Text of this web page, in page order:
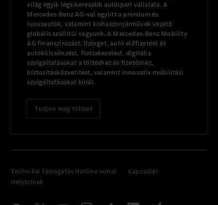
világ egyik legsikeresebb autóipari vállalata. A
Mercedes-Benz AG-val együtt a prémium és
luxusautók, valamint kishaszonjárművek vezető
globális szállítói vagyunk. A Mercedes-Benz Mobility
AG finanszírozást, lízinget, autó előfizetést és
autókölcsönzést, flottakezelést, digitális
szolgáltatásokat a töltéshez és fizetéshez,
biztosításközvetítést, valamint innovatív mobilitási
szolgáltatásokat kínál.
Tudjon meg többet
Technikai támogatás Hotline vonal
Kapcsolat
Helyszínek